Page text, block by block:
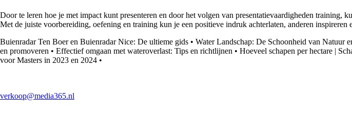
Door te leren hoe je met impact kunt presenteren en door het volgen van presentatievaardigheden training,
Met de juiste voorbereiding, oefening en training kun je een positieve indruk achterlaten, anderen inspireren
Buienradar Ten Boer en Buienradar Nice: De ultieme gids • Water Landschap: De Schoonheid van Natuur
en promoveren • Effectief omgaan met wateroverlast: Tips en richtlijnen • Hoeveel schapen per hectare |
voor Masters in 2023 en 2024 •
verkoop@media365.nl